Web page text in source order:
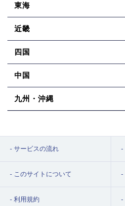
東海
近畿
四国
中国
九州・沖縄
サービスの流れ
このサイトについて
利用規約